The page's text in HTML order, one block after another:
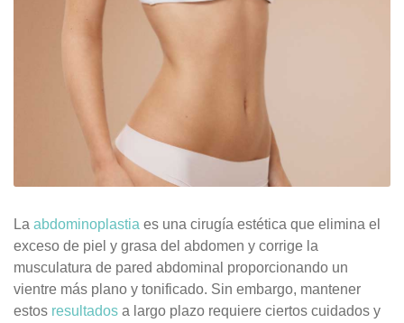
La abdominoplastia es una cirugía estética que elimina el
exceso de piel y grasa del abdomen y corrige la
musculatura de pared abdominal proporcionando un
vientre más plano y tonificado. Sin embargo, mantener
estos resultados a largo plazo requiere ciertos cuidados y